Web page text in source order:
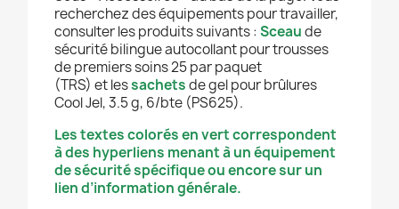
recherchez des équipements pour travailler,
consulter les produits suivants : Sceaude
sécurité bilingue autocollant pour trousses
de premiers soins 25 par paquet
(TRS) et lessachetsde gel pour brûlures
Cool Jel, 3.5 g, 6/bte (PS625).
Les textes colorés en vert correspondent
à des hyperliens menant à un équipement
de sécurité spécifique ou encore sur un
lien d’information générale.